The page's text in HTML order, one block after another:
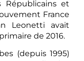
Républicains et
France
Leonetti avait
de 2016.
(depuis 1995)